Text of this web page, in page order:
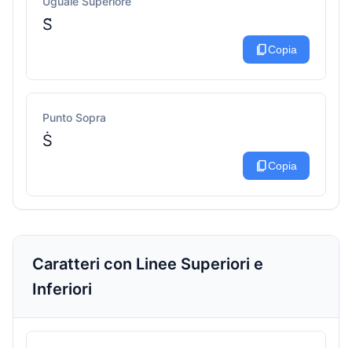
S͂
content_copyCopia
Punto Sopra
Ṡ
content_copyCopia
Caratteri con Linee Superiori e
Inferiori